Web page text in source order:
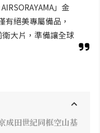
」金
有絕美專屬備品，
大片，準備讓全球
成田世紀同框空山基